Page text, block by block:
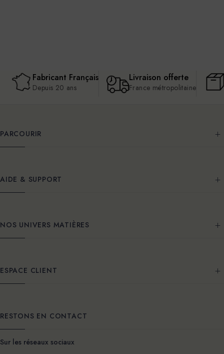
Fabricant Français
Depuis 20 ans
Livraison offerte
France métropolitaine
PARCOURIR
AIDE & SUPPORT
NOS UNIVERS MATIÈRES
ESPACE CLIENT
RESTONS EN CONTACT
Sur les réseaux sociaux